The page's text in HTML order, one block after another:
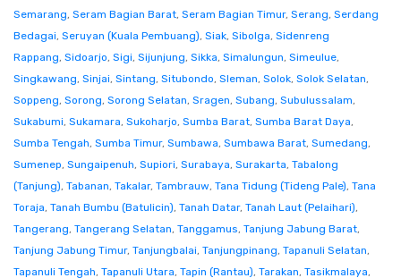
Semarang, Seram Bagian Barat, Seram Bagian Timur, Serang, Serdang
Bedagai, Seruyan (Kuala Pembuang), Siak, Sibolga, Sidenreng
Rappang, Sidoarjo, Sigi, Sijunjung, Sikka, Simalungun, Simeulue,
Singkawang, Sinjai, Sintang, Situbondo, Sleman, Solok, Solok Selatan,
Soppeng, Sorong, Sorong Selatan, Sragen, Subang, Subulussalam,
Sukabumi, Sukamara, Sukoharjo, Sumba Barat, Sumba Barat Daya,
Sumba Tengah, Sumba Timur, Sumbawa, Sumbawa Barat, Sumedang,
Sumenep, Sungaipenuh, Supiori, Surabaya, Surakarta, Tabalong
(Tanjung), Tabanan, Takalar, Tambrauw, Tana Tidung (Tideng Pale), Tana
Toraja, Tanah Bumbu (Batulicin), Tanah Datar, Tanah Laut (Pelaihari),
Tangerang, Tangerang Selatan, Tanggamus, Tanjung Jabung Barat,
Tanjung Jabung Timur, Tanjungbalai, Tanjungpinang, Tapanuli Selatan,
Tapanuli Tengah, Tapanuli Utara, Tapin (Rantau), Tarakan, Tasikmalaya,